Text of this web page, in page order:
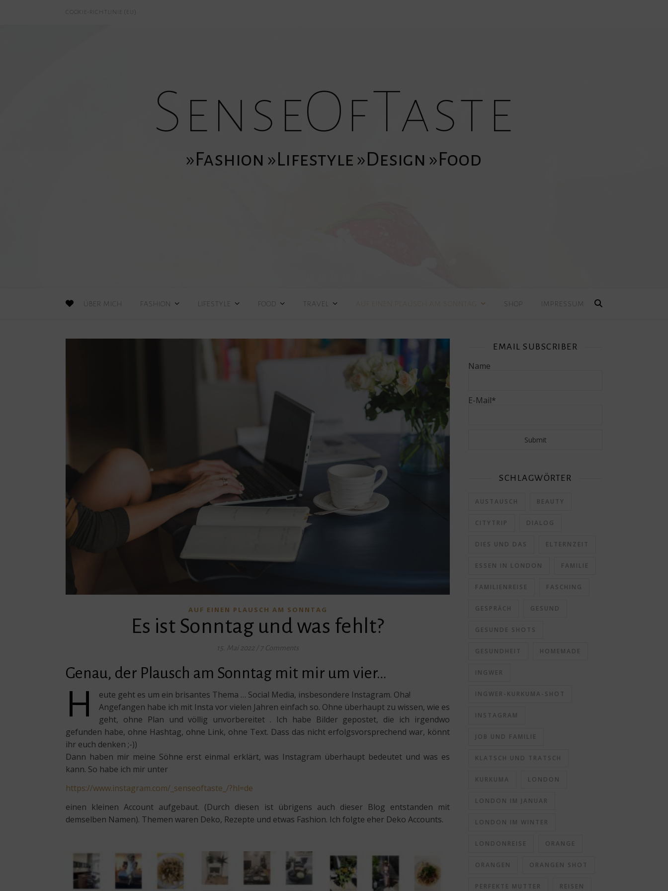
COOKIE-RICHTLINIE (EU)
SenseOfTaste
»Fashion »Lifestyle »Design »Food
ÜBER MICH FASHION LIFESTYLE FOOD TRAVEL AUF EINEN PLAUSCH AM SONNTAG SHOP IMPRESSUM
AUF EINEN PLAUSCH AM SONNTAG
Es ist Sonntag und was fehlt?
15. Mai 2022 / 7 Comments
Genau, der Plausch am Sonntag mit mir um vier…
H
eute geht es um ein brisantes Thema … Social Media, insbesondere Instagram. Oha!
Angefangen habe ich mit Insta vor vielen Jahren einfach so. Ohne überhaupt zu wissen, wie es
geht, ohne Plan und völlig unvorbereitet . Ich habe Bilder gepostet, die ich irgendwo
gefunden habe, ohne Hashtag, ohne Link, ohne Text. Dass das nicht erfolgsvorsprechend war, könnt
ihr euch denken ;-))
Dann haben mir meine Söhne erst einmal erklärt, was Instagram überhaupt bedeutet und was es
kann. So habe ich mir unter
https://www.instagram.com/_senseoftaste_/?hl=de
einen kleinen Account aufgebaut. (Durch diesen ist übrigens auch dieser Blog entstanden mit
demselben Namen). Themen waren Deko, Rezepte und etwas Fashion. Ich folgte eher Deko Accounts.
EMAIL SUBSCRIBER
Name
E-Mail*
SCHLAGWÖRTER
AUSTAUSCH BEAUTY
CITYTRIP DIALOG
DIES UND DAS ELTERNZEIT
ESSEN IN LONDON FAMILIE
FAMILIENREISE FASCHING
GESPRÄCH GESUND
GESUNDE SHOTS
GESUNDHEIT HOMEMADE
INGWER
INGWER-KURKUMA-SHOT
INSTAGRAM
JOB UND FAMILIE
KLATSCH UND TRATSCH
KURKUMA LONDON
LONDON IM JANUAR
LONDON IM WINTER
LONDONREISE ORANGE
ORANGEN ORANGEN SHOT
PERFEKTE MUTTER REISEN